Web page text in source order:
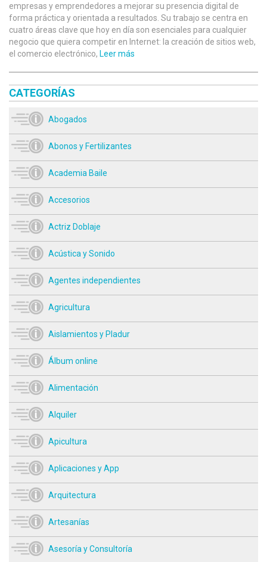
empresas y emprendedores a mejorar su presencia digital de
forma práctica y orientada a resultados. Su trabajo se centra en
cuatro áreas clave que hoy en día son esenciales para cualquier
negocio que quiera competir en Internet: la creación de sitios web,
el comercio electrónico, Leer más
CATEGORÍAS
Abogados
Abonos y Fertilizantes
Academia Baile
Accesorios
Actriz Doblaje
Acústica y Sonido
Agentes independientes
Agricultura
Aislamientos y Pladur
Álbum online
Alimentación
Alquiler
Apicultura
Aplicaciones y App
Arquitectura
Artesanías
Asesoría y Consultoría